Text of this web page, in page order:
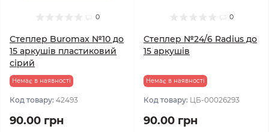
0
Степлер Buromax №10 до
15 аркушів пластиковий
сірий
Немає в наявності
Код товару: 42493
90.00 грн
0
Степлер №24/6 Radius до
15 аркушів
Немає в наявності
Код товару: ЦБ-00026293
90.00 грн